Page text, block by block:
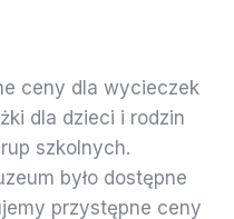
ceny dla wycieczek
dla dzieci i rodzin
szkolnych.
było dostępne
przystępne ceny